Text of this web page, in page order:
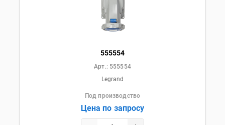
555554
Арт.: 555554
Legrand
Под производство
Цена по запросу